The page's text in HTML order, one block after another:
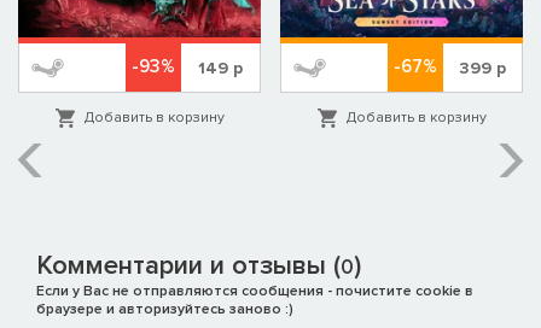
-93% 149 р
Добавить в корзину
-67% 399 р
Добавить в корзину
Комментарии и отзывы (0)
Если у Вас не отправляются сообщения - почистите cookie в
браузере и авторизуйтесь заново :)